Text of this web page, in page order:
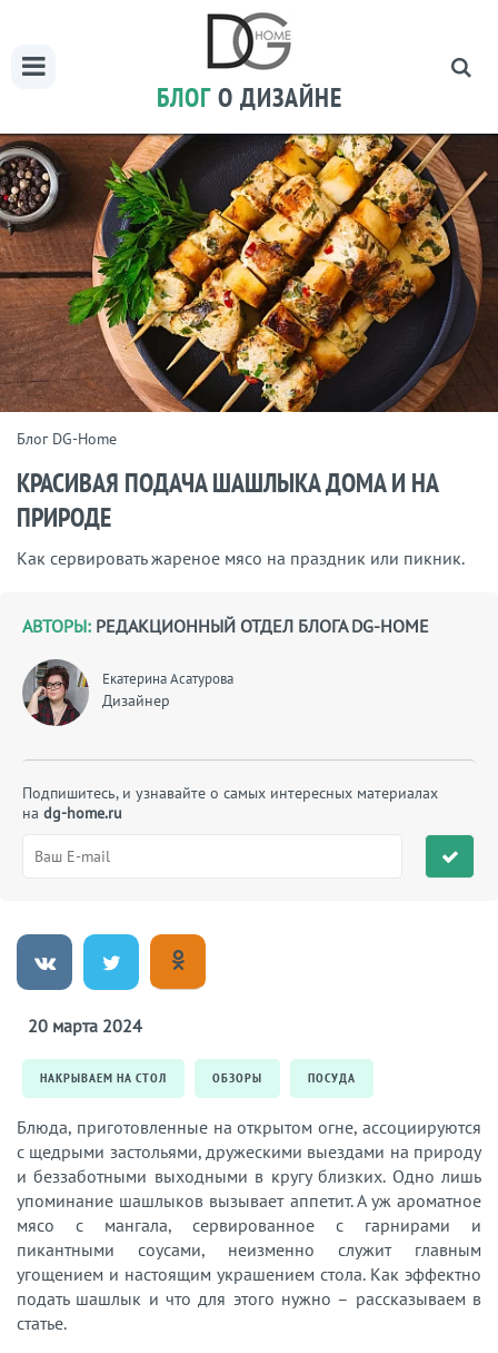
БЛОГ О ДИЗАЙНЕ
Блог DG-Home
КРАСИВАЯ ПОДАЧА ШАШЛЫКА ДОМА И НА
ПРИРОДЕ
Как сервировать жареное мясо на праздник или пикник.
АВТОРЫ: РЕДАКЦИОННЫЙ ОТДЕЛ БЛОГА DG-HOME
Екатерина Асатурова
Дизайнер
Подпишитесь, и узнавайте о самых интересных материалах
на dg-home.ru
20 марта 2024
НАКРЫВАЕМ НА СТОЛ ОБЗОРЫ ПОСУДА
Блюда, приготовленные на открытом огне, ассоциируются
с щедрыми застольями, дружескими выездами на природу
и беззаботными выходными в кругу близких. Одно лишь
упоминание шашлыков вызывает аппетит. А уж ароматное
мясо с мангала, сервированное с гарнирами и
пикантными соусами, неизменно служит главным
угощением и настоящим украшением стола. Как эффектно
подать шашлык и что для этого нужно – рассказываем в
статье.